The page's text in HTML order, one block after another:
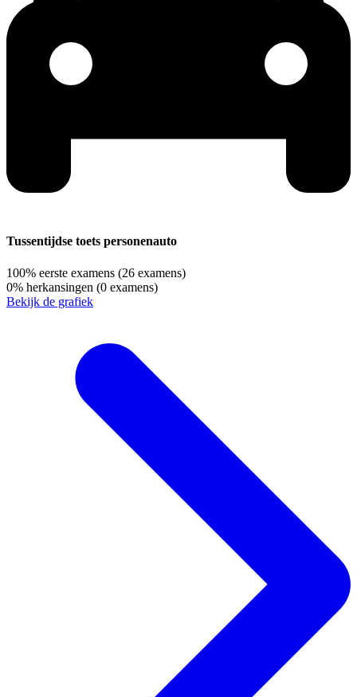
Tussentijdse toets personenauto
100% eerste examens (26 examens)
0% herkansingen (0 examens)
Bekijk de grafiek